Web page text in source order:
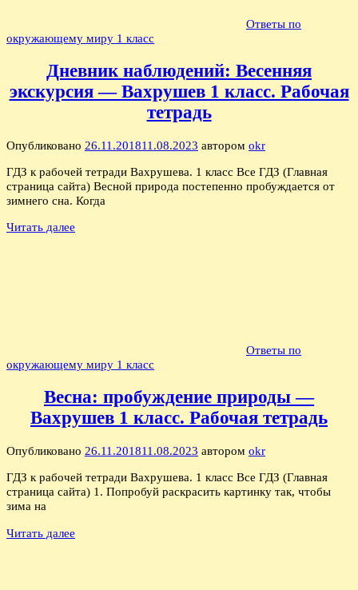
Ответы по
окружающему миру 1 класс
Дневник наблюдений: Весенняя
экскурсия — Вахрушев 1 класс. Рабочая
тетрадь
Опубликовано 26.11.201811.08.2023 автором okr
ГДЗ к рабочей тетради Вахрушева. 1 класс Все ГДЗ (Главная
страница сайта) Весной природа постепенно пробуждается от
зимнего сна. Когда
Читать далее
Ответы по
окружающему миру 1 класс
Весна: пробуждение природы —
Вахрушев 1 класс. Рабочая тетрадь
Опубликовано 26.11.201811.08.2023 автором okr
ГДЗ к рабочей тетради Вахрушева. 1 класс Все ГДЗ (Главная
страница сайта) 1. Попробуй раскрасить картинку так, чтобы
зима на
Читать далее